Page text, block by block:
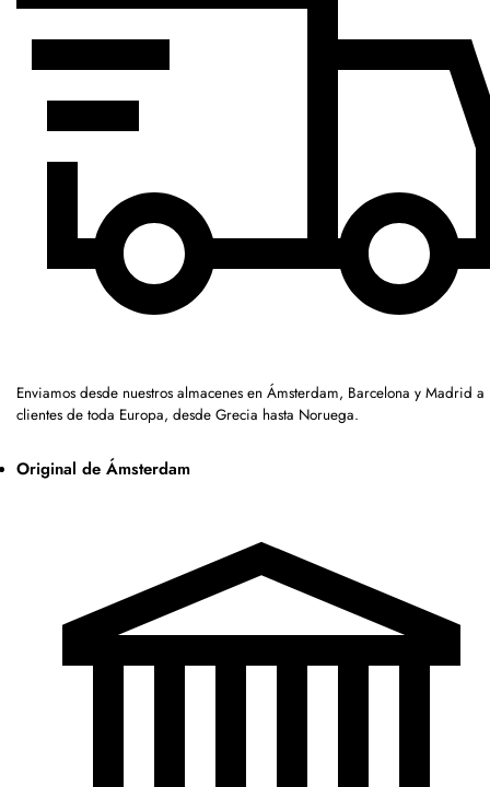
Enviamos desde nuestros almacenes en Ámsterdam, Barcelona y Madrid a
clientes de toda Europa, desde Grecia hasta Noruega.
Original de Ámsterdam